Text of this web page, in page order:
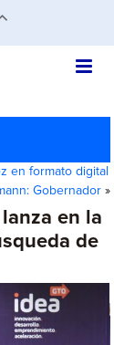
en formato digital
Gobernador»
en la
de